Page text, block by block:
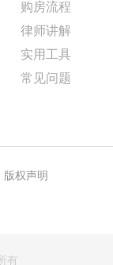
购房流程
律师讲解
实用工具
常见问题
版权声明
有